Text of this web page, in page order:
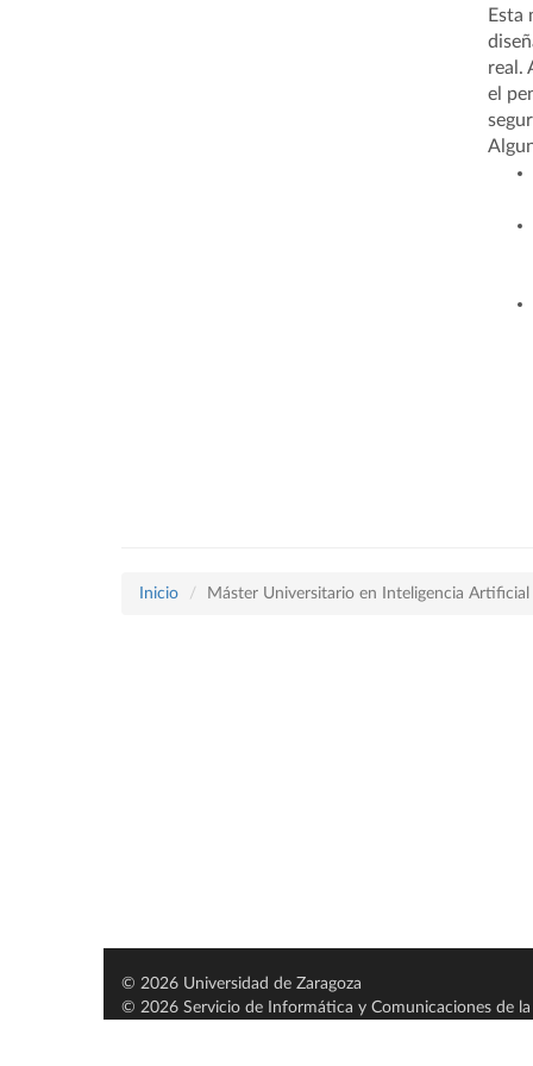
Esta
real.
el
Inicio Máster Universitario en Inteligencia
© 2026 Universidad de Zaragoza
© 2026 Servicio de Informática y Comunicaciones de la